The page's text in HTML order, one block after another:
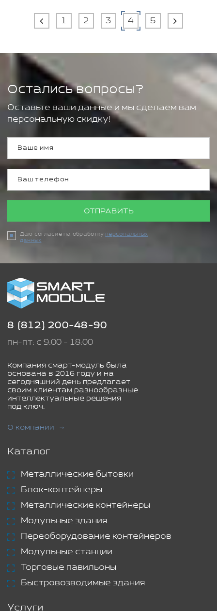
1 2 3 4 5
Остались вопросы?
Оставьте ваши данные и мы сделаем вам
персональную скидку!
ОТПРАВИТЬ
Даю согласие на обработку персональных
данных
8 (812) 200-48-90
пн-пт: с 9:00 - 18:00
Компания смарт-модуль была
основана в 2016 году и на
сегодняшний день предлагает
своим клиентам разнообразные
интеллектуальные решения
под ключ.
О компании
Каталог
Металлические бытовки
Блок-контейнеры
Металлические контейнеры
Модульные здания
Переоборудование контейнеров
Модульные станции
Торговые павильоны
Быстровозводимые здания
Услуги